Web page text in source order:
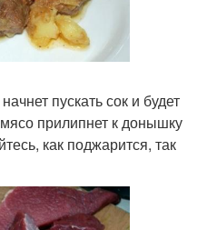
пускать сок и будет
прилипнет к донышку
как поджарится, так